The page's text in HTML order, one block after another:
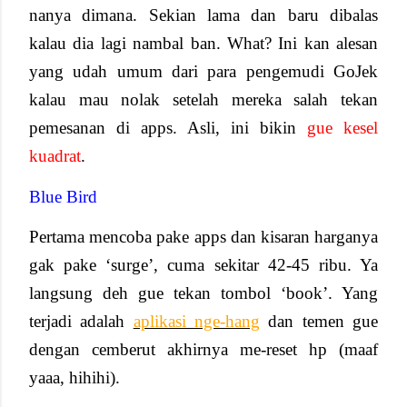
nanya dimana. Sekian lama dan baru dibalas
kalau dia lagi nambal ban. What? Ini kan alesan
yang udah umum dari para pengemudi GoJek
kalau mau nolak setelah mereka salah tekan
pemesanan di apps. Asli, ini bikin gue kesel
kuadrat.
Blue Bird
Pertama mencoba pake apps dan kisaran harganya
gak pake ‘surge’, cuma sekitar 42-45 ribu. Ya
langsung deh gue tekan tombol ‘book’. Yang
terjadi adalah aplikasi nge-hang dan temen gue
dengan cemberut akhirnya me-reset hp (maaf
yaaa, hihihi).